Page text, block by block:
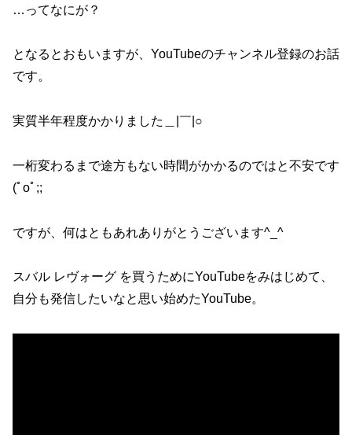
…ってなにが？
となるとおもいますが、YouTubeのチャンネル登録のお話
です。
実質半年程度かかりました＿|￣|○
一桁変わるまで途方もない時間がかかるのではと不安です
(ﾟoﾟ;;
ですが、何はともあれありがとうございます^_^
スバル レヴォーグ を買うためにYouTubeをみはじめて、
自分も発信したいなと思い始めたYouTube。